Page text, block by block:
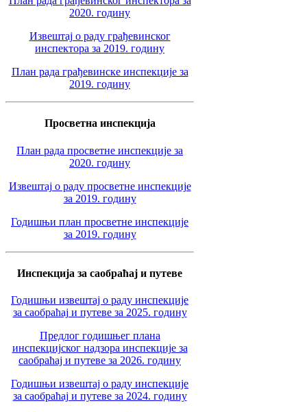
2020. годину
Извештај о раду грађевинског
инспектора за 2019. годину
План рада грађевинске инспекције за
2019. годину
Просветна инспекција
План рада просветне инспекције за
2020. годину
Извештај о раду просветне инспекције
за 2019. годину
Годишњи план просветне инспекције
за 2019. годину
Инспекција за саобраћај и путеве
Годишњи извештај о раду инспекције
за саобраћај и путеве за 2025. годину
Предлог годишњег плана
инспекцијског надзора инспекције за
саобраћај и путеве за 2026. годину
Годишњи извештај о раду инспекције
за саобраћај и путеве за 2024. годину